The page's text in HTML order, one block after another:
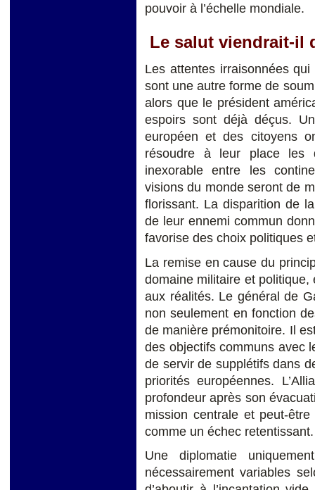
pouvoir à l’échelle mondiale.
Le salut viendrait-il
Les attentes irraisonnées
sont une autre forme de
alors que le président
espoirs sont déjà déçus.
européen et des citoyens
résoudre à leur place les
inexorable entre les
visions du monde seront de
florissant. La disparition de
de leur ennemi commun
favorise des choix politiques
La remise en cause du
domaine militaire et politique,
aux réalités. Le général de
non seulement en fonction
de manière prémonitoire. Il
des objectifs communs avec
de servir de supplétifs dans
priorités européennes.
profondeur après son
mission centrale et peut-
comme un échec retentissant.
Une diplomatie
nécessairement variables